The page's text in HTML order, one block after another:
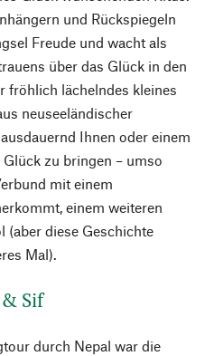
und Rückspiegeln
Freude und wacht als
über das Glück in den
fröhlich lächelndes kleines
neuseeländischer
Ihnen oder einem
zu bringen – umso
mit einem
einem weiteren
diese Geschichte
Mal).
Sif
durch Nepal war die